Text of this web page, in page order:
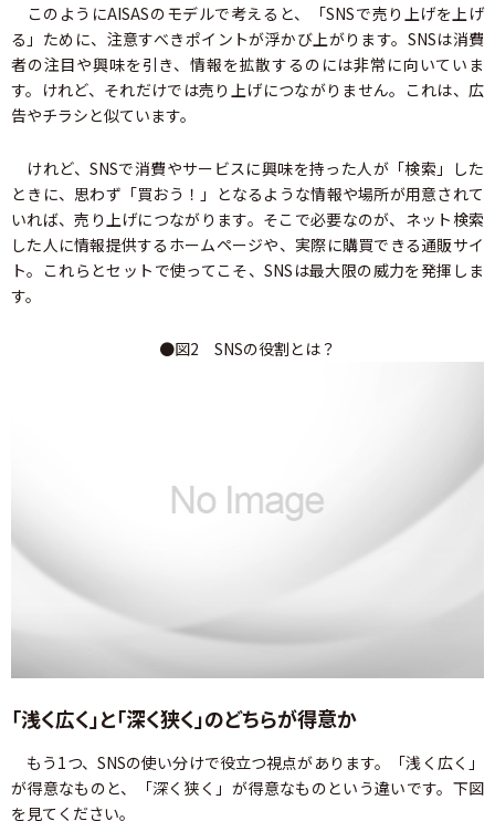
このようにAISASのモデルで考えると、「SNSで売り上げを上げ
る」ために、注意すべきポイントが浮かび上がります。SNSは消費
者の注目や興味を引き、情報を拡散するのには非常に向いていま
す。けれど、それだけでは売り上げにつながりません。これは、広
告やチラシと似ています。
けれど、SNSで消費やサービスに興味を持った人が「検索」した
ときに、思わず「買おう！」となるような情報や場所が用意されて
いれば、売り上げにつながります。そこで必要なのが、ネット検索
した人に情報提供するホームページや、実際に購買できる通販サイ
ト。これらとセットで使ってこそ、SNSは最大限の威力を発揮しま
す。
●図2 SNSの役割とは？
「浅く広く」と「深く狭く」のどちらが得意か
もう1つ、SNSの使い分けで役立つ視点があります。「浅く広く」
が得意なものと、「深く狭く」が得意なものという違いです。下図
を見てください。